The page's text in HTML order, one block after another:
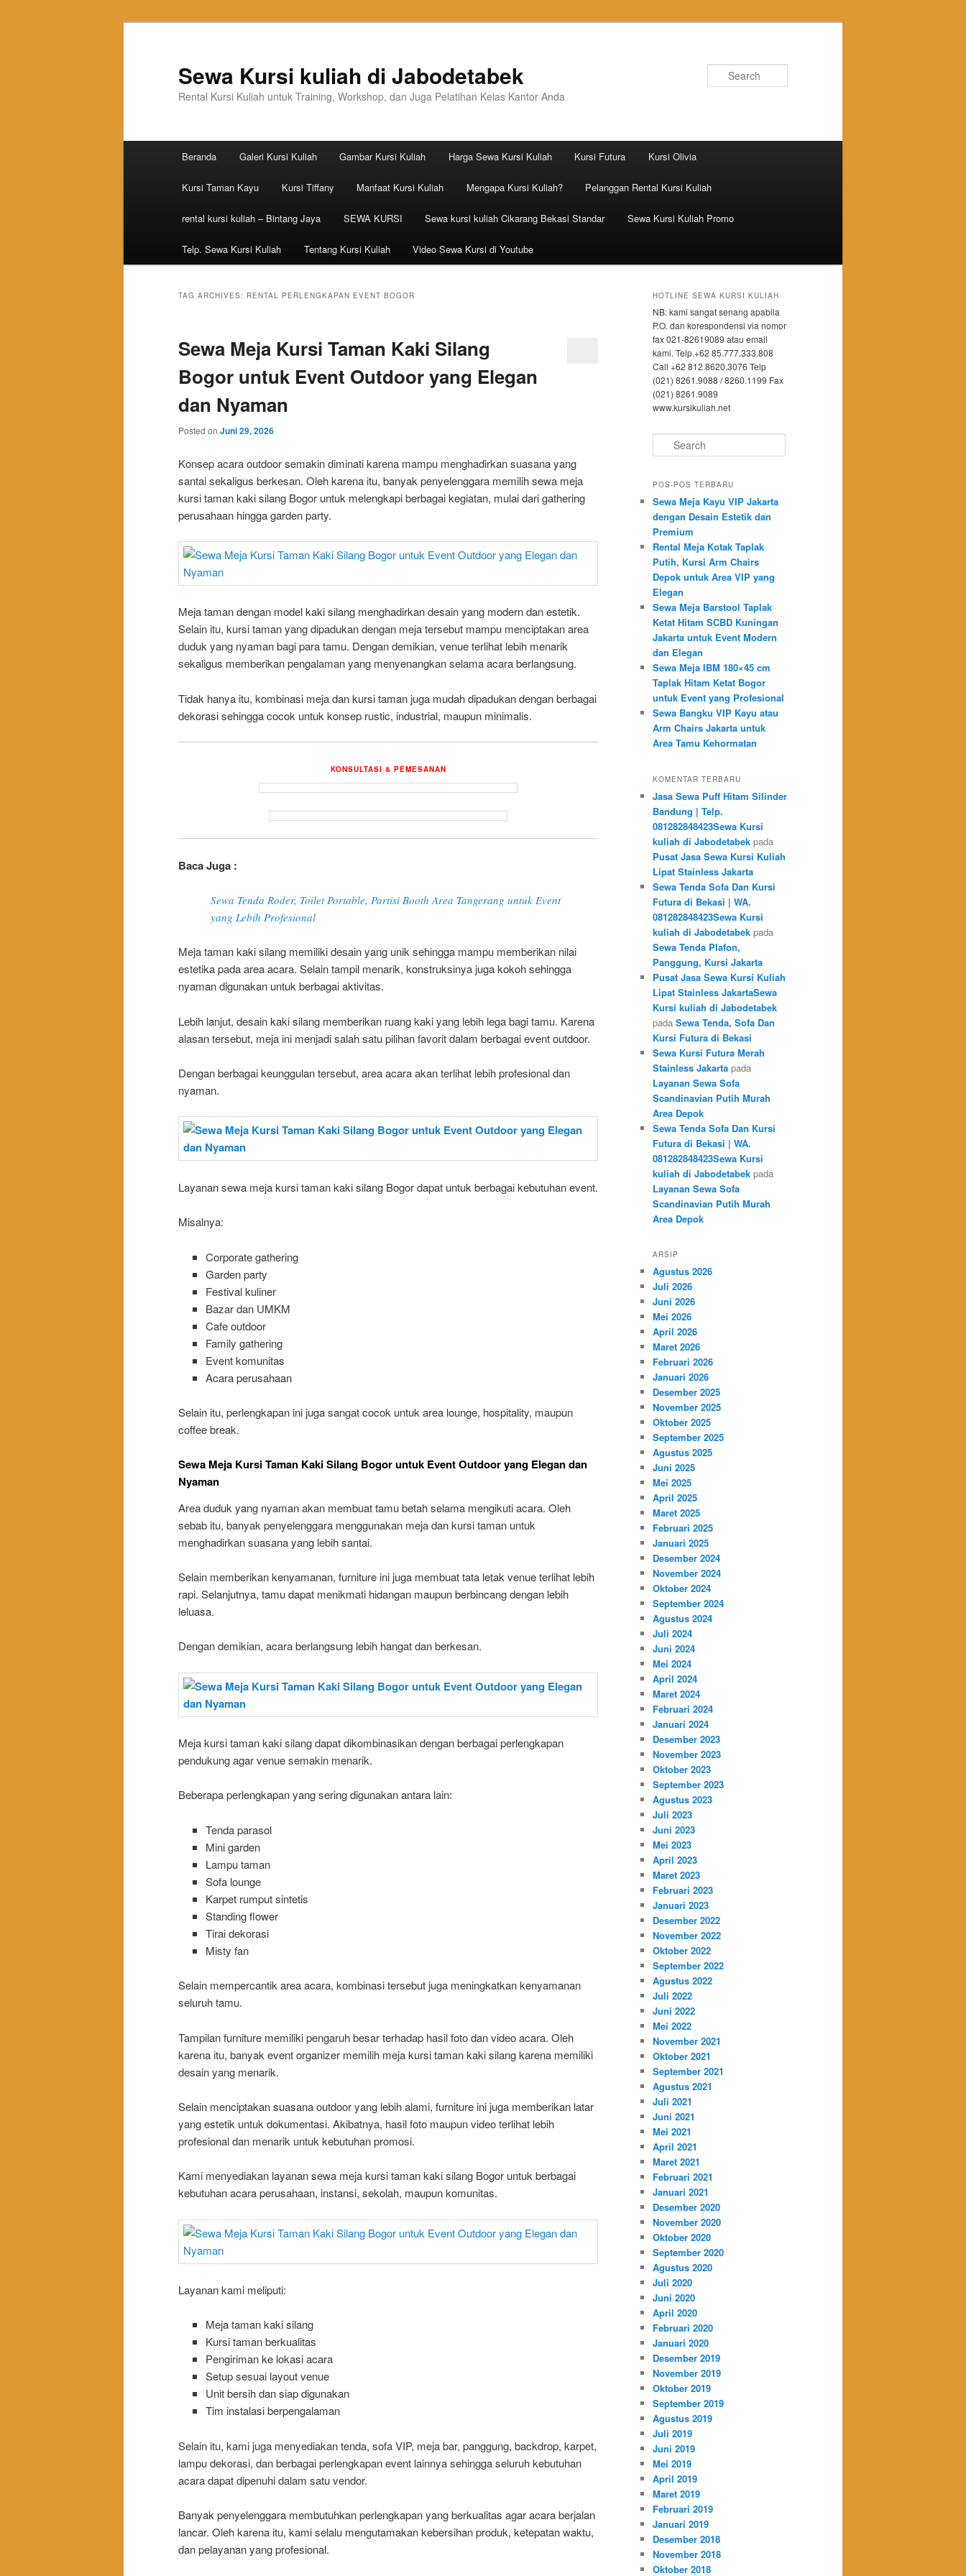
Sewa Kursi kuliah di Jabodetabek
Rental Kursi Kuliah untuk Training, Workshop, dan Juga Pelatihan Kelas Kantor Anda
Skip to primary content
Skip to secondary content
Beranda Galeri Kursi Kuliah Gambar Kursi Kuliah Harga Sewa Kursi Kuliah Kursi Futura Kursi Olivia
Kursi Taman Kayu Kursi Tiffany Manfaat Kursi Kuliah Mengapa Kursi Kuliah? Pelanggan Rental Kursi Kuliah
rental kursi kuliah – Bintang Jaya SEWA KURSI Sewa kursi kuliah Cikarang Bekasi Standar Sewa Kursi Kuliah Promo
Telp. Sewa Kursi Kuliah Tentang Kursi Kuliah Video Sewa Kursi di Youtube
TAG ARCHIVES: RENTAL PERLENGKAPAN EVENT BOGOR
Sewa Meja Kursi Taman Kaki Silang
Bogor untuk Event Outdoor yang Elegan
dan Nyaman
Posted on Juni 29, 2026
Konsep acara outdoor semakin diminati karena mampu menghadirkan suasana yang
santai sekaligus berkesan. Oleh karena itu, banyak penyelenggara memilih sewa meja
kursi taman kaki silang Bogor untuk melengkapi berbagai kegiatan, mulai dari gathering
perusahaan hingga garden party.
Meja taman dengan model kaki silang menghadirkan desain yang modern dan estetik.
Selain itu, kursi taman yang dipadukan dengan meja tersebut mampu menciptakan area
duduk yang nyaman bagi para tamu. Dengan demikian, venue terlihat lebih menarik
sekaligus memberikan pengalaman yang menyenangkan selama acara berlangsung.
Tidak hanya itu, kombinasi meja dan kursi taman juga mudah dipadukan dengan berbagai
dekorasi sehingga cocok untuk konsep rustic, industrial, maupun minimalis.
KONSULTASI & PEMESANAN
Baca Juga :
Sewa Tenda Roder, Toilet Portable, Partisi Booth Area Tangerang untuk Event
yang Lebih Profesional
Meja taman kaki silang memiliki desain yang unik sehingga mampu memberikan nilai
estetika pada area acara. Selain tampil menarik, konstruksinya juga kokoh sehingga
nyaman digunakan untuk berbagai aktivitas.
Lebih lanjut, desain kaki silang memberikan ruang kaki yang lebih lega bagi tamu. Karena
alasan tersebut, meja ini menjadi salah satu pilihan favorit dalam berbagai event outdoor.
Dengan berbagai keunggulan tersebut, area acara akan terlihat lebih profesional dan
nyaman.
Layanan sewa meja kursi taman kaki silang Bogor dapat untuk berbagai kebutuhan event.
Misalnya:
Corporate gathering
Garden party
Festival kuliner
Bazar dan UMKM
Cafe outdoor
Family gathering
Event komunitas
Acara perusahaan
Selain itu, perlengkapan ini juga sangat cocok untuk area lounge, hospitality, maupun
coffee break.
Sewa Meja Kursi Taman Kaki Silang Bogor untuk Event Outdoor yang Elegan dan
Nyaman
Area duduk yang nyaman akan membuat tamu betah selama mengikuti acara. Oleh
sebab itu, banyak penyelenggara menggunakan meja dan kursi taman untuk
menghadirkan suasana yang lebih santai.
Selain memberikan kenyamanan, furniture ini juga membuat tata letak venue terlihat lebih
rapi. Selanjutnya, tamu dapat menikmati hidangan maupun berbincang dengan lebih
leluasa.
Dengan demikian, acara berlangsung lebih hangat dan berkesan.
Meja kursi taman kaki silang dapat dikombinasikan dengan berbagai perlengkapan
pendukung agar venue semakin menarik.
Beberapa perlengkapan yang sering digunakan antara lain:
Tenda parasol
Mini garden
Lampu taman
Sofa lounge
Karpet rumput sintetis
Standing flower
Tirai dekorasi
Misty fan
Selain mempercantik area acara, kombinasi tersebut juga meningkatkan kenyamanan
seluruh tamu.
Tampilan furniture memiliki pengaruh besar terhadap hasil foto dan video acara. Oleh
karena itu, banyak event organizer memilih meja kursi taman kaki silang karena memiliki
desain yang menarik.
Selain menciptakan suasana outdoor yang lebih alami, furniture ini juga memberikan latar
yang estetik untuk dokumentasi. Akibatnya, hasil foto maupun video terlihat lebih
profesional dan menarik untuk kebutuhan promosi.
Kami menyediakan layanan sewa meja kursi taman kaki silang Bogor untuk berbagai
kebutuhan acara perusahaan, instansi, sekolah, maupun komunitas.
Layanan kami meliputi:
Meja taman kaki silang
Kursi taman berkualitas
Pengiriman ke lokasi acara
Setup sesuai layout venue
Unit bersih dan siap digunakan
Tim instalasi berpengalaman
Selain itu, kami juga menyediakan tenda, sofa VIP, meja bar, panggung, backdrop, karpet,
lampu dekorasi, dan berbagai perlengkapan event lainnya sehingga seluruh kebutuhan
acara dapat dipenuhi dalam satu vendor.
Banyak penyelenggara membutuhkan perlengkapan yang berkualitas agar acara berjalan
lancar. Oleh karena itu, kami selalu mengutamakan kebersihan produk, ketepatan waktu,
dan pelayanan yang profesional.
HOTLINE SEWA KURSI KULIAH
NB: kami sangat senang apabila
P.O. dan korespondensi via nomor
fax 021-82619089 atau email
kami. Telp.+62 85.777.333.808
Call +62 812.8620.3076 Telp
(021) 8261.9088 / 8260.1199 Fax
(021) 8261.9089
www.kursikuliah.net
Search
POS-POS TERBARU
Sewa Meja Kayu VIP Jakarta
dengan Desain Estetik dan
Premium
Rental Meja Kotak Taplak
Putih, Kursi Arm Chairs
Depok untuk Area VIP yang
Elegan
Sewa Meja Barstool Taplak
Ketat Hitam SCBD Kuningan
Jakarta untuk Event Modern
dan Elegan
Sewa Meja IBM 180×45 cm
Taplak Hitam Ketat Bogor
untuk Event yang Profesional
Sewa Bangku VIP Kayu atau
Arm Chairs Jakarta untuk
Area Tamu Kehormatan
KOMENTAR TERBARU
Jasa Sewa Puff Hitam Silinder
Bandung | Telp.
081282848423Sewa Kursi
kuliah di Jabodetabek pada
Pusat Jasa Sewa Kursi Kuliah
Lipat Stainless Jakarta
Sewa Tenda Sofa Dan Kursi
Futura di Bekasi | WA.
081282848423Sewa Kursi
kuliah di Jabodetabek pada
Sewa Tenda Plafon,
Panggung, Kursi Jakarta
Pusat Jasa Sewa Kursi Kuliah
Lipat Stainless JakartaSewa
Kursi kuliah di Jabodetabek
pada Sewa Tenda, Sofa Dan
Kursi Futura di Bekasi
Sewa Kursi Futura Merah
Stainless Jakarta pada
Layanan Sewa Sofa
Scandinavian Putih Murah
Area Depok
Sewa Tenda Sofa Dan Kursi
Futura di Bekasi | WA.
081282848423Sewa Kursi
kuliah di Jabodetabek pada
Layanan Sewa Sofa
Scandinavian Putih Murah
Area Depok
ARSIP
Agustus 2026
Juli 2026
Juni 2026
Mei 2026
April 2026
Maret 2026
Februari 2026
Januari 2026
Desember 2025
November 2025
Oktober 2025
September 2025
Agustus 2025
Juni 2025
Mei 2025
April 2025
Maret 2025
Februari 2025
Januari 2025
Desember 2024
November 2024
Oktober 2024
September 2024
Agustus 2024
Juli 2024
Juni 2024
Mei 2024
April 2024
Maret 2024
Februari 2024
Januari 2024
Desember 2023
November 2023
Oktober 2023
September 2023
Agustus 2023
Juli 2023
Juni 2023
Mei 2023
April 2023
Maret 2023
Februari 2023
Januari 2023
Desember 2022
November 2022
Oktober 2022
September 2022
Agustus 2022
Juli 2022
Juni 2022
Mei 2022
November 2021
Oktober 2021
September 2021
Agustus 2021
Juli 2021
Juni 2021
Mei 2021
April 2021
Maret 2021
Februari 2021
Januari 2021
Desember 2020
November 2020
Oktober 2020
September 2020
Agustus 2020
Juli 2020
Juni 2020
April 2020
Februari 2020
Januari 2020
Desember 2019
November 2019
Oktober 2019
September 2019
Agustus 2019
Juli 2019
Juni 2019
Mei 2019
April 2019
Maret 2019
Februari 2019
Januari 2019
Desember 2018
November 2018
Oktober 2018